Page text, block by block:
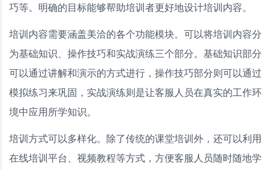
巧等。明确的目标能够帮助培训者更好地设计培训内容。
培训内容需要涵盖美洽的各个功能模块。可以将培训内容分
为基础知识、操作技巧和实战演练三个部分。基础知识部分
可以通过讲解和演示的方式进行，操作技巧部分则可以通过
模拟练习来巩固，实战演练则是让客服人员在真实的工作环
境中应用所学知识。
培训方式可以多样化。除了传统的课堂培训外，还可以利用
在线培训平台、视频教程等方式，方便客服人员随时随地学